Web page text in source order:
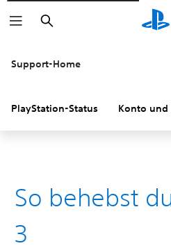
Suchen
Support-Home
PlayStation-Status Konto und
So behebst
3